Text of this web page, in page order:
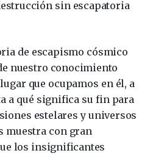
sin escapatoria
de escapismo cósmico
nuestro conocimiento
que ocupamos en él, a
a qué significa su fin para
estelares y universos
muestra con gran
los insignificantes